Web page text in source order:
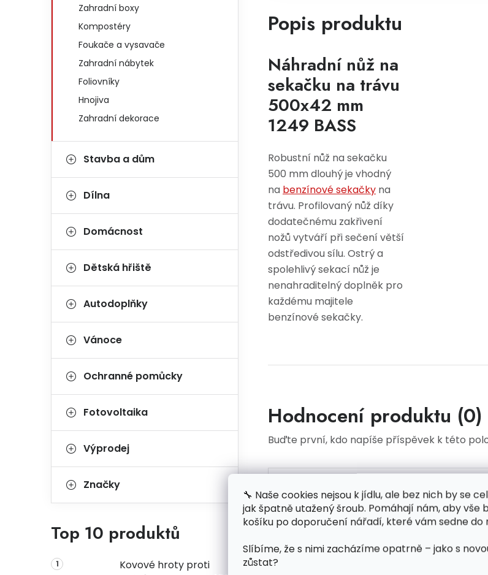
🔧 Naše cookies nejsou k jídlu, ale bez nich by se
jak špatně utažený šroub. Pomáhají nám, aby vše
košíku po doporučení nářadí, které vám sedne do
Slíbíme, že s nimi zacházíme opatrně – jako s
zůstat?
Zahradní boxy
Kompostéry
Foukače a vysavače
Zahradní nábytek
Foliovníky
Hnojiva
Zahradní dekorace
Stavba a dům
Dílna
Domácnost
Dětská hřiště
Autodoplňky
Vánoce
Ochranné pomůcky
Fotovoltaika
Výprodej
Značky
Top 10 produktů
Kovové hroty proti
Popis produktu
Náhradní nůž na
sekačku na trávu
500x42 mm
1249 BASS
Robustní nůž na sekačku
500 mm dlouhý je vhodný
na benzínové sekačky na
trávu. Profilovaný nůž díky
dodatečnému zakřivení
nožů vytváří při sečení větší
odstředivou sílu. Ostrý a
spolehlivý sekací nůž je
nenahraditelný doplněk pro
každému majitele
benzínové sekačky.
Hodnocení produktu (0)
Buďte první, kdo napíše příspěvek k této